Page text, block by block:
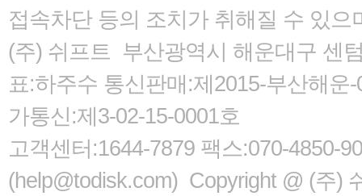
접속차단 등의 조치가 취해질 수 있으
(주) 쉬프트 부산광역시 해운대구 센
표:하주수 통신판매:제2015-부산해
가통신:제3-02-15-0001호
고객센터:1644-7879 팩스:070-4850-
(help@todisk.com) Copyright @ (주)